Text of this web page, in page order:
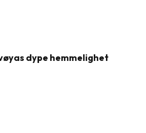
dype hemmelighet